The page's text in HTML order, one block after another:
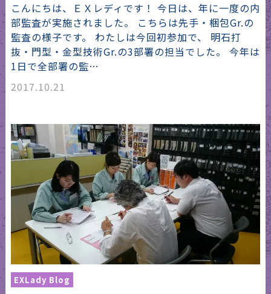
こんにちは、ＥＸレディです！ 今日は、年に一度の内
部監査が実施されました。 こちらは先手・梱包Gr.の
監査の様子です。 わたしは今回初参加で、 明石打
抜・門型・金型技術Gr.の3部署の担当でした。 今年は
1日で全部署の監…
2017.10.21
EXLady Blog